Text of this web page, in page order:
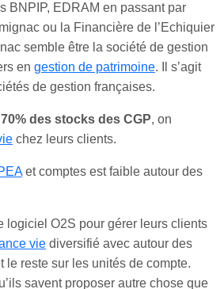
BNPIP, EDRAM en passant par
ou la Financière de l’Echiquier
semble être la société de gestion
en gestion de patrimoine. Il s’agit
de gestion françaises.
70% des stocks des CGP, on
chez leurs clients.
et comptes est faible autour des
logiciel O2S pour gérer leurs clients
vie diversifié avec autour des
le reste sur les unités de compte.
savent proposer autre chose que